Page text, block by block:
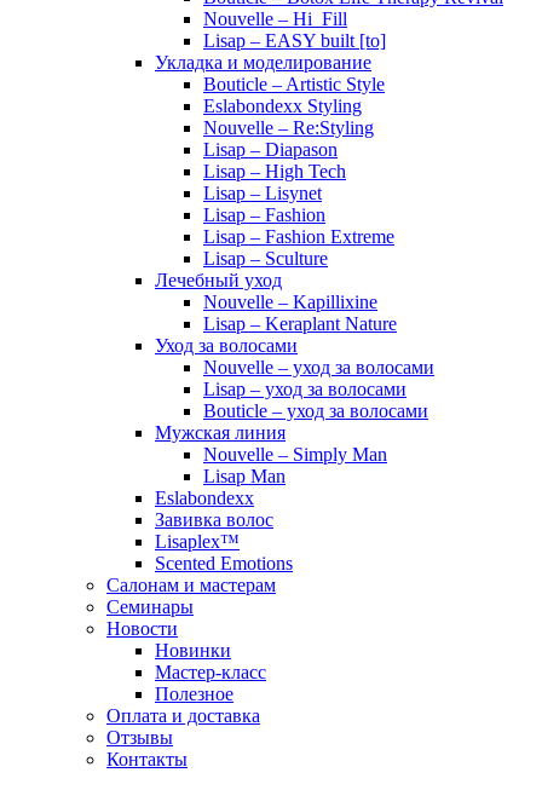
Nouvelle – Hi_Fill
Lisap – EASY built [to]
Укладка и моделирование
Bouticle – Artistic Style
Eslabondexx Styling
Nouvelle – Re:Styling
Lisap – Diapason
Lisap – High Tech
Lisap – Lisynet
Lisap – Fashion
Lisap – Fashion Extreme
Lisap – Sculture
Лечебный уход
Nouvelle – Kapillixine
Lisap – Keraplant Nature
Уход за волосами
Nouvelle – уход за волосами
Lisap – уход за волосами
Bouticle – уход за волосами
Мужская линия
Nouvelle – Simply Man
Lisap Man
Eslabondexx
Завивка волос
Lisaplex™
Scented Emotions
Салонам и мастерам
Семинары
Новости
Новинки
Мастер-класс
Полезное
Оплата и доставка
Отзывы
Контакты